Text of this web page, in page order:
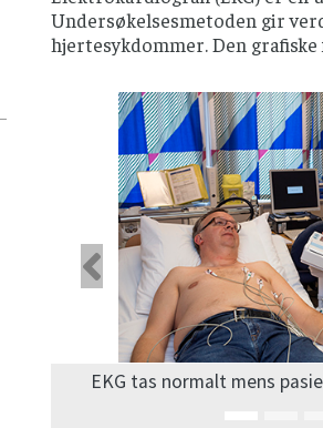
Undersøkelsesmetoden gir
hjertesykdommer. Den
EKG tas normalt mens
Forrige